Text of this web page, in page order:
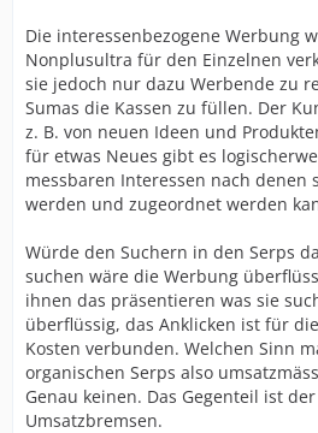
Die interessenbezogene Werbung
Nonplusultra für den Einzelnen
sie jedoch nur dazu Werbende zu
Sumas die Kassen zu füllen. Der
z. B. von neuen Ideen und
für etwas Neues gibt es
messbaren Interessen nach
werden und zugeordnet werden
Würde den Suchern in den Serps
suchen wäre die Werbung
ihnen das präsentieren was sie
überflüssig, das Anklicken ist für
Kosten verbunden. Welchen Sinn
organischen Serps also
Genau keinen. Das Gegenteil ist
Umsatzbremsen.